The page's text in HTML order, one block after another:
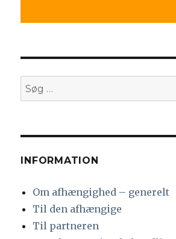
Søg
efter:
INFORMATION
Om afhængighed – generelt
Til den afhængige
Til partneren